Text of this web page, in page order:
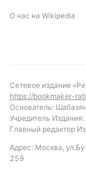
О нас на Wikipedia
Сетевое издание
https://bookmaker-
Основатель:
Учредитель
Главный редактор
Адрес: Москва,
259